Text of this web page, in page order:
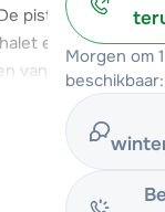
Morgen om
beschikbaar:
piste bevindt
en is te
van 08:30 -
Breckenridge
dorp, tegenover
van de
en